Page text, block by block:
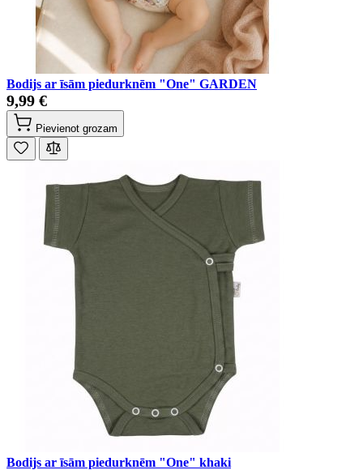
Bodijs ar īsām piedurknēm "One" GARDEN
9,99 €
Pievienot grozam
Bodijs ar īsām piedurknēm "One" khaki